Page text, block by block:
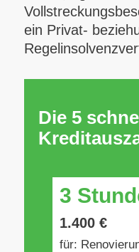
ein Privat-
Die 5
3
1.400 €
für: